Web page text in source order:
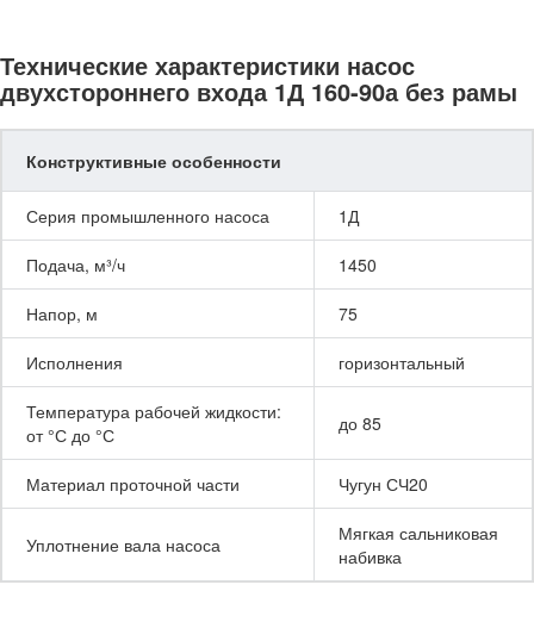
Технические характеристики насос
двухстороннего входа 1Д 160-90а без рамы
Конструктивные особенности
Серия промышленного насоса 1Д
Подача, м³/ч 1450
Напор, м 75
Исполнения горизонтальный
Температура рабочей жидкости:
от °С до °С
до 85
Материал проточной части Чугун СЧ20
Уплотнение вала насоса
Мягкая сальниковая
набивка